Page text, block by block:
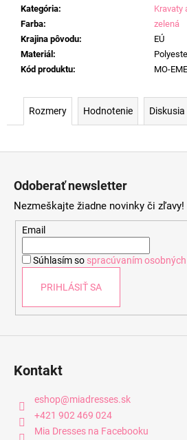
Kategória:
Kravaty
Farba:
zelená
Krajina pôvodu:
EÚ
Materiál:
Kód produktu: MO-
Rozmery Hodnotenie Diskusia
Odoberať newsletter
Nezmeškajte žiadne novinky či zľavy!
Email
Súhlasím so spracúvaním
PRIHLÁSIŤ SA
Kontakt
eshop@miadresses.sk
+421 902 469 024
Mia Dresses na Facebooku